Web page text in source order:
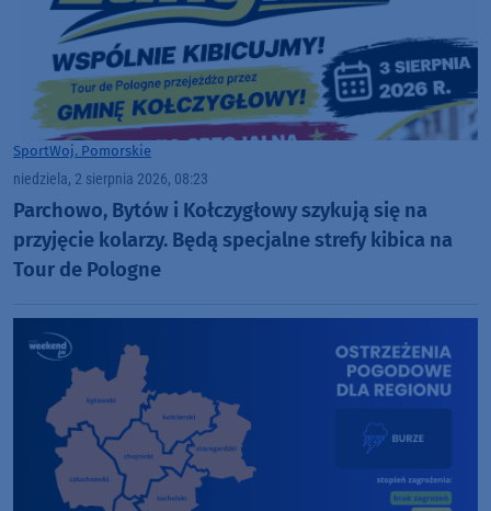
SportWoj. Pomorskie
niedziela, 2 sierpnia 2026, 08:23
Parchowo, Bytów i Kołczygłowy szykują się na
przyjęcie kolarzy. Będą specjalne strefy kibica na
Tour de Pologne